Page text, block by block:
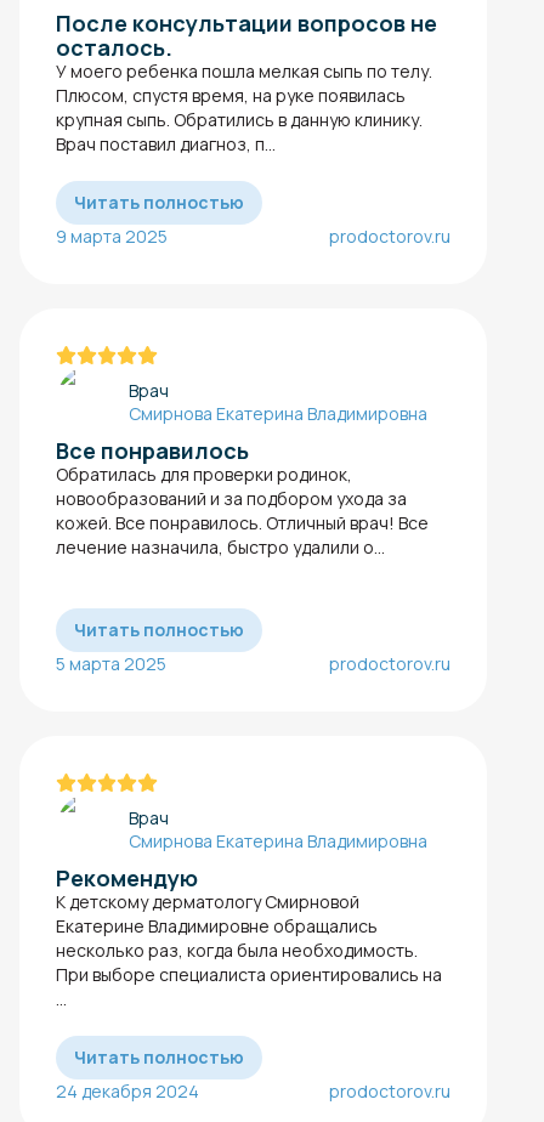
После консультации вопросов не
осталось.
У моего ребенка пошла мелкая сыпь по телу.
Плюсом, спустя время, на руке появилась
крупная сыпь. Обратились в данную клинику.
Врач поставил диагноз, п...
Читать полностью
9 марта 2025
prodoctorov.ru
Врач
Смирнова Екатерина Владимировна
Все понравилось
Обратилась для проверки родинок,
новообразований и за подбором ухода за
кожей. Все понравилось. Отличный врач! Все
лечение назначила, быстро удалили о...
Читать полностью
5 марта 2025
prodoctorov.ru
Врач
Смирнова Екатерина Владимировна
Рекомендую
К детскому дерматологу Смирновой
Екатерине Владимировне обращались
несколько раз, когда была необходимость.
При выборе специалиста ориентировались на
Читать полностью
24 декабря 2024
prodoctorov.ru